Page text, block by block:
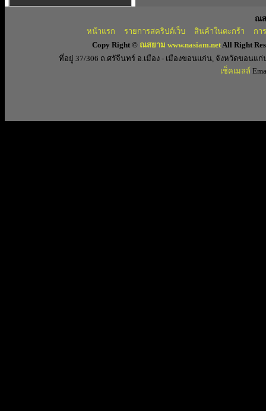
ณส
หน้าแรก
รายการสคริปต์เว็บ สินค้าในตะกร้า
กา
Copy Right © ณสยาม www.nasiam.netAll Right
ที่อยู่ 37/306 ถ.ศรัจีนทร์ อ.เมือง - เมืองขอนแก่น, จังหวัดขอนแก่
เช็คเมลล์